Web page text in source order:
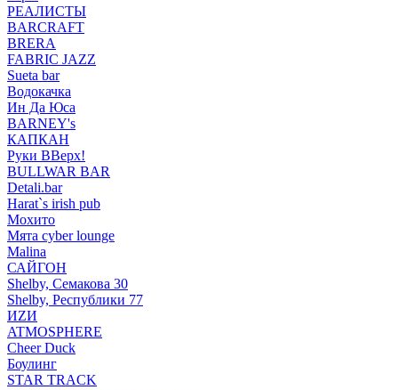
РЕАЛИСТЫ
BARCRAFT
BRERA
FABRIC JAZZ
Sueta bar
Водокачка
Ин Да Юса
BARNEY's
КАПКАН
Руки ВВерх!
BULLWAR BAR
Detali.bar
Harat`s irish pub
Мохито
Мята cyber lounge
Malina
САЙГОН
Shelby, Семакова 30
Shelby, Республики 77
ИZИ
ATMOSPHERE
Cheer Duck
Боулинг
STAR TRACK